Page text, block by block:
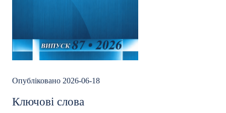
Опубліковано 2026-06-18
Ключові слова